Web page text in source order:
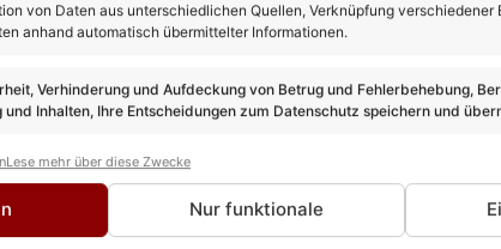
von Daten aus unterschiedlichen Quellen, Verknüpfung verschiedener
anhand automatisch übermittelter Informationen.
Verhinderung und Aufdeckung von Betrug und Fehlerbehebung,
Inhalten, Ihre Entscheidungen zum Datenschutz speichern und
Lese mehr über diese Zwecke
Nur funktionale
alle Fotogalerien >